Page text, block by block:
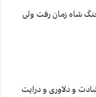
شاه زمان رفت ولی
و دلاوری و درایت